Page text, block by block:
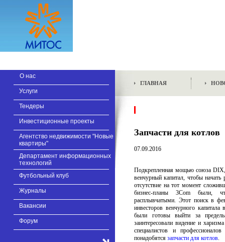
О нас
Услуги
Тендеры
Инвестиционные проекты
Агентство недвижимости "Новые
квартиры"
Департамент информационных
технологий
Футбольный клуб
Журналы
Вакансии
Форум
ГЛАВНАЯ
Запчасти для котлов
07.09.2016
Подкрепленная мощью союза DIX,
венчурный капитал, чтобы начать
отсутствие на тот момент
бизнес-планы 3Com были,
расплывчатыми. Этот поиск в
инвесторов венчурного
были готовы выйти за
заинтересовали видение и
специалистов и
понадобятся запчасти для котлов.